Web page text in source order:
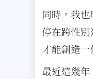
同時，我
停在跨性
才能創造
最近這幾